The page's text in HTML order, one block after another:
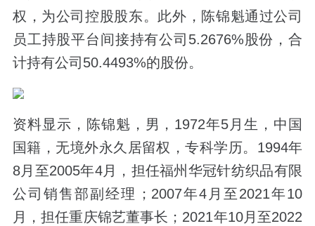
权，为公司控股股东。此外，陈锦魁通过公司
员工持股平台间接持有公司5.2676%股份，合
计持有公司50.4493%的股份。
资料显示，陈锦魁，男，1972年5月生，中国
国籍，无境外永久居留权，专科学历。1994年
8月至2005年4月，担任福州华冠针纺织品有限
公司销售部副经理；2007年4月至2021年10
月，担任重庆锦艺董事长；2021年10月至2022